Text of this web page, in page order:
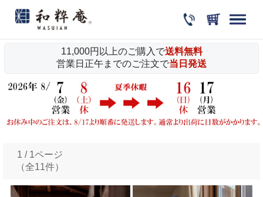
11,000円以上のご購入で送料無料
営業日正午までのご注文で当日発送
1 / 1ページ
（全11件）